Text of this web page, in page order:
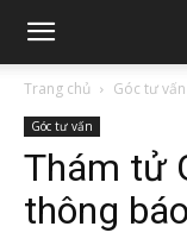
Thám
Trang chủ Góc tư vấn
Góc tư vấn
Thám tử
thông